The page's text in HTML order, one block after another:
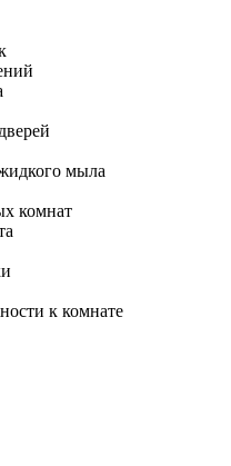
мыла
комнат
к комнате